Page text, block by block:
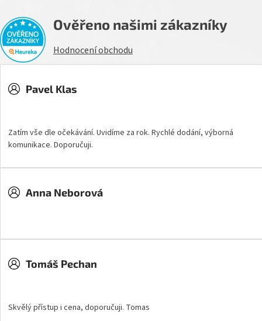
Ověřeno našimi zákazníky
Hodnocení obchodu
Pavel Klas
Zatím vše dle očekávání. Uvidíme za rok. Rychlé dodání, výborná
komunikace. Doporučuji.
Anna Neborová
Tomáš Pechan
Skvělý přístup i cena, doporučuji. Tomas